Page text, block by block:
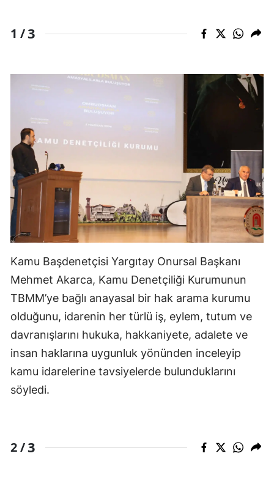
1 /3
Kamu Başdenetçisi Yargıtay Onursal Başkanı
Mehmet Akarca, Kamu Denetçiliği Kurumunun
TBMM’ye bağlı anayasal bir hak arama kurumu
olduğunu, idarenin her türlü iş, eylem, tutum ve
davranışlarını hukuka, hakkaniyete, adalete ve
insan haklarına uygunluk yönünden inceleyip
kamu idarelerine tavsiyelerde bulunduklarını
söyledi.
2 /3